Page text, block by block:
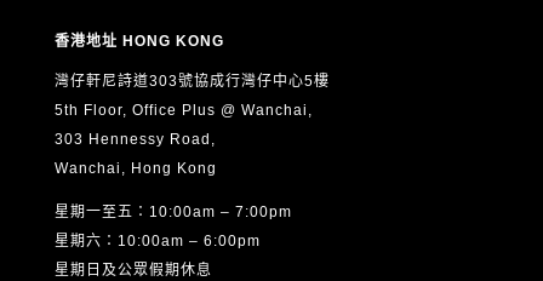
香港地址 HONG KONG
灣仔軒尼詩道303號協成行灣仔中心5樓
5th Floor, Office Plus @ Wanchai,
303 Hennessy Road,
Wanchai, Hong Kong
星期一至五：10:00am – 7:00pm
星期六：10:00am – 6:00pm
星期日及公眾假期休息